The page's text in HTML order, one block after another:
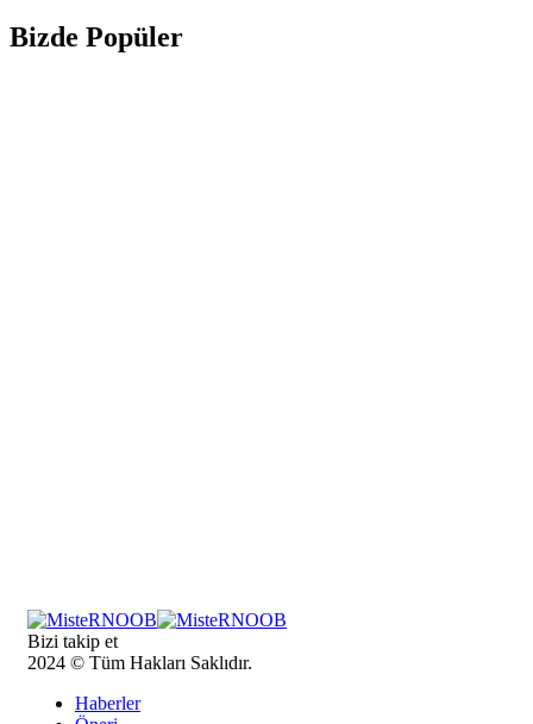
Bizde Popüler
Bizi takip et
2024 © Tüm Hakları Saklıdır.
Haberler